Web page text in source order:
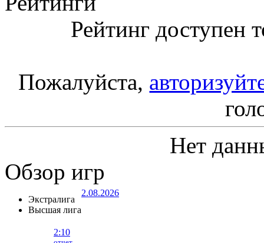
Рейтинг доступен
Пожалуйста,
Нет
Обзор игр
Экстралига
Высшая лига
2.08.2026
2:10